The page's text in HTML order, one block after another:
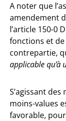
A noter que
amendement
l’article 150-0
fonctions et
contrepartie,
applicable qu’à
S’agissant
moins-values
favorable,